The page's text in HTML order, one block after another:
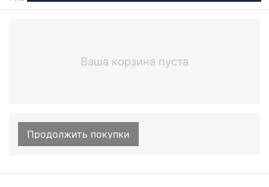
Ваша корзина пуста
Продолжить покупки